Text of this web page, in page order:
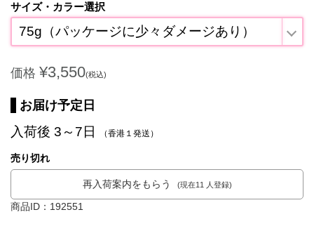
サイズ・カラー選択
75g（パッケージに少々ダメージあり）
価格 ¥3,550(税込)
お届け予定日
入荷後 3～7日 （香港１発送）
売り切れ
再入荷案内をもらう (現在11 人登録)
商品ID：192551